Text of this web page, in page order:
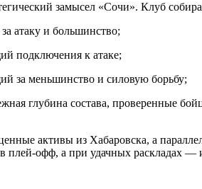
замысел «Сочи». Клуб
атаку и большинство;
подключения к атаке;
за меньшинство и силовую борьбу;
глубина состава, проверенные
активы из Хабаровска, а
в плей-офф, а при удачных